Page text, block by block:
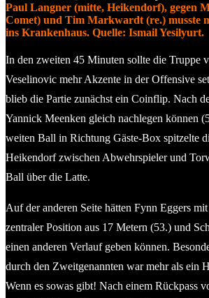
Paul Langner (mitte, Heikendorf), gegen
Comet) und Tim Markwardt (re.) musste
ins Krankenhaus. Quelle: Ismail Yesilyurt.
In den zweiten 45 Minuten sollte die Truppe
Veselinovic mehr Akzente in der Offensive
blieb die Partie zunächst ein Coinflip. Nach
Yannick Meenken gleich nachlegen können
weiten Ball in Richtung Gäste-Box spitzelte
Heikendorf zwischen Abwehrspieler und
Ball über die Latte.
Auf der anderen Seite hätten Fynn Eggers
zentraler Position aus 17 Metern (53.) und
einen anderen Verlauf geben können.
durch den Zweitgenannten war mehr als ein
Wenn es sowas gibt! Nach einem Rückpass